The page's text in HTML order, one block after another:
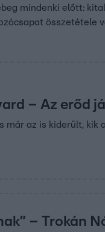
mindenki előtt:
összetétele
– Az erőd
az is kiderült, kik
– Trokán